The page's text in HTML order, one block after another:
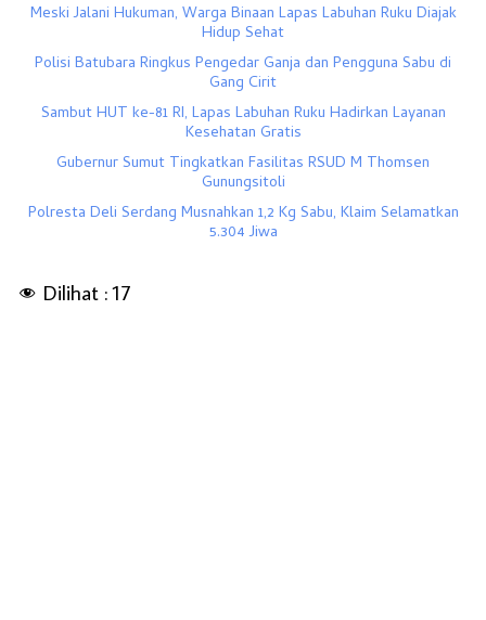
Meski Jalani Hukuman, Warga Binaan Lapas Labuhan Ruku Diajak
Hidup Sehat
Polisi Batubara Ringkus Pengedar Ganja dan Pengguna Sabu di
Gang Cirit
Sambut HUT ke-81 RI, Lapas Labuhan Ruku Hadirkan Layanan
Kesehatan Gratis
Gubernur Sumut Tingkatkan Fasilitas RSUD M Thomsen
Gunungsitoli
Polresta Deli Serdang Musnahkan 1,2 Kg Sabu, Klaim Selamatkan
5.304 Jiwa
Dilihat : 17